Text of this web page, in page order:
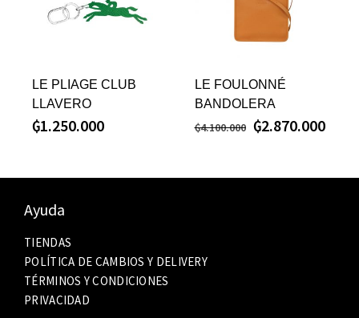
LE PLIAGE CLUB
LLAVERO
₲1.250.000
LE FOULONNÉ
BANDOLERA
₲4.100.000 ₲2.870.000
Ayuda
TIENDAS
POLÍTICA DE CAMBIOS Y DELIVERY
TÉRMINOS Y CONDICIONES
PRIVACIDAD